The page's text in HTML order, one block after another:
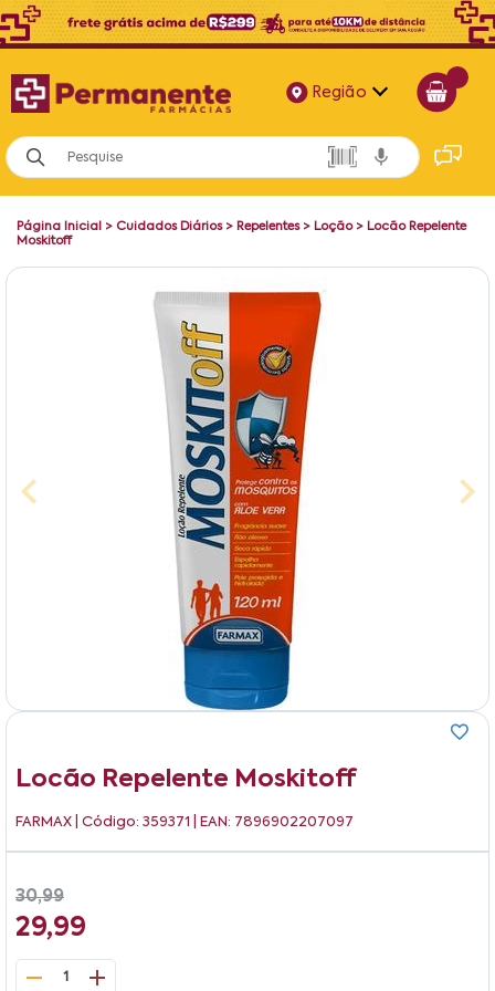
Região
Alagoas
Bahia
Página Inicial > Cuidados Diários> Repelentes> Loção> Locão Repelente
Moskitoff
Locão Repelente Moskitoff
FARMAX | Código: 359371 | EAN: 7896902207097
30,99
29,99
1